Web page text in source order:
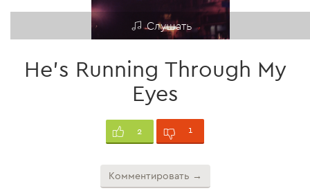
Слушать
He's Running Through My
Eyes
2 1
Комментировать →